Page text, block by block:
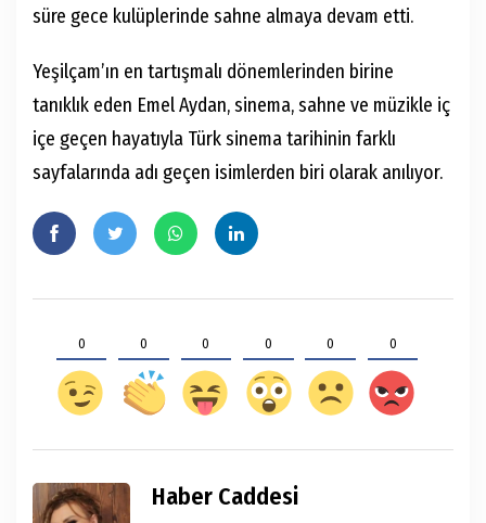
süre gece kulüplerinde sahne almaya devam etti.
Yeşilçam’ın en tartışmalı dönemlerinden birine
tanıklık eden Emel Aydan, sinema, sahne ve müzikle iç
içe geçen hayatıyla Türk sinema tarihinin farklı
sayfalarında adı geçen isimlerden biri olarak anılıyor.
0 0 0 0 0 0
Haber Caddesi